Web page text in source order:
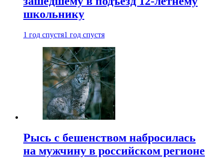
школьнику
1 год спустя1 год спустя
Рысь с бешенством набросилась
на мужчину в российском регионе